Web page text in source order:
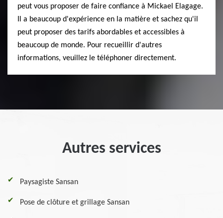
peut vous proposer de faire confiance à Mickael Elagage.
Il a beaucoup d'expérience en la matière et sachez qu'il
peut proposer des tarifs abordables et accessibles à
beaucoup de monde. Pour recueillir d'autres
informations, veuillez le téléphoner directement.
Autres services
Paysagiste Sansan
Pose de clôture et grillage Sansan